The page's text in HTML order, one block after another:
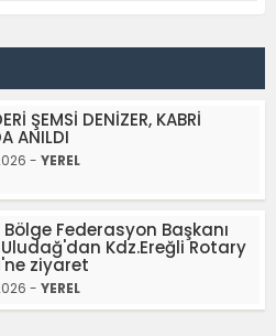
ŞEMSİ DENİZER, KABRİ
ANILDI
- YEREL
Federasyon Başkanı
Kdz.Ereğli Rotary
ziyaret
- YEREL